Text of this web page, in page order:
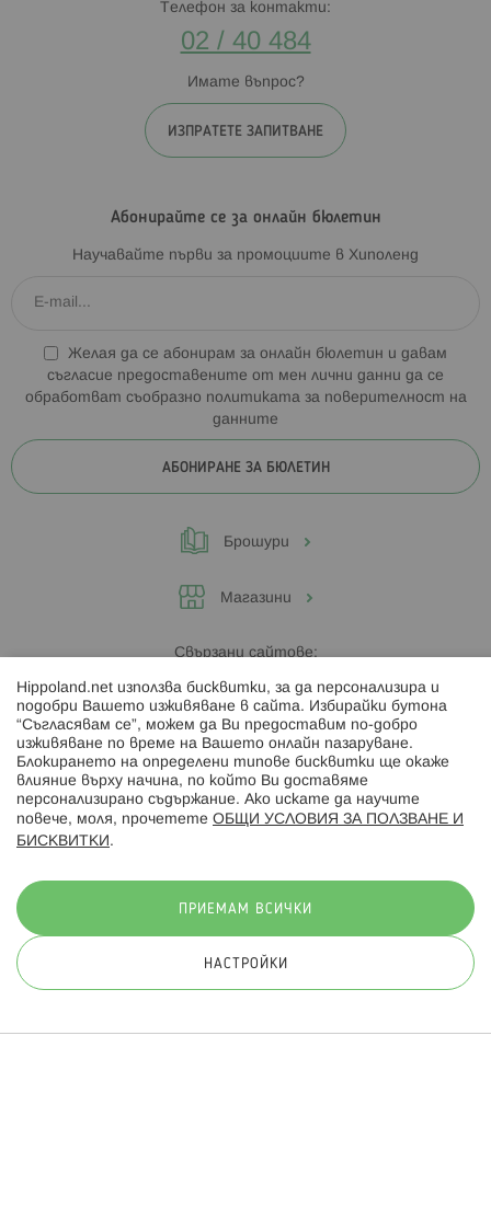
Телефон за контакти:
02 / 40 484
Имате въпрос?
ИЗПРАТЕТЕ ЗАПИТВАНЕ
Абонирайте се за онлайн бюлетин
Научавайте първи за промоциите в Хиполенд
Желая да се абонирам за онлайн бюлетин и давам
съгласие предоставените от мен лични данни да се
обработват съобразно политиката за поверителност на
данните
АБОНИРАНЕ ЗА БЮЛЕТИН
Брошури
Магазини
Свързани сайтове:
Hippoland.ro
Последвайте ни:
© 2026 Hippoland.net. Всички права запазени
Hippoland.net използва бисквитки, за да персонализира и
подобри Вашето изживяване в сайта. Избирайки бутона
“Съгласявам се”, можем да Ви предоставим по-добро
изживяване по време на Вашето онлайн пазаруване.
Блокирането на определени типове бисквитки ще окаже
влияние върху начина, по който Ви доставяме
персонализирано съдържание. Ако искате да научите
повече, моля, прочетете ОБЩИ УСЛОВИЯ ЗА ПОЛЗВАНЕ И
БИСКВИТКИ .
ПРИЕМАМ ВСИЧКИ
НАСТРОЙКИ